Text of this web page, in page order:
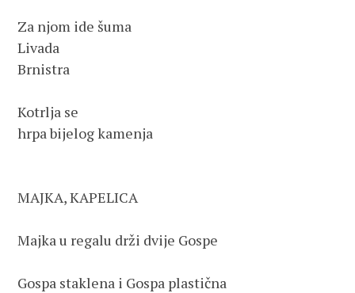
Za njom ide šuma
Livada
Brnistra
Kotrlja se
hrpa bijelog kamenja
MAJKA, KAPELICA
Majka u regalu drži dvije Gospe
Gospa staklena i Gospa plastična